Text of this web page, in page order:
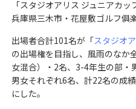
「スタジオアリス ジュニアカ
兵庫県三木市・花屋敷ゴルフ俱
出場者合計101名が「スタジオ
の出場権を目指し、風雨のなか
女混合）・2名、3-4年生の部・
男女それぞれ6名、計22名の成
にした。